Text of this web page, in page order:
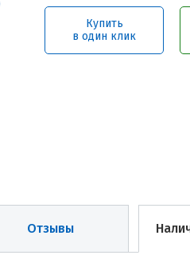
Купить
в один клик
Отзывы